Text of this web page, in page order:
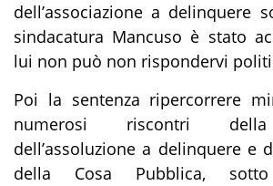
dell’associazione a delinquere
sindacatura Mancuso è stato
lui non può non rispondervi
Poi la sentenza ripercorrere
numerosi riscontri della
dell’assoluzione a delinquere e
della Cosa Pubblica,